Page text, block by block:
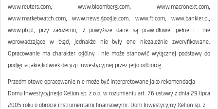
www.reuters.com, www.bloomberg.com, www.macronext.com,
www.marketwatch.com, www.news.google.com, www.ft.com, www.bankier.pl,
www.pb.pl, przy założeniu, iż powyższe dane są prawidłowe, pełne i nie
wprowadzające w błąd, jednakże nie były one niezależnie zweryfikowane.
Opracowanie ma charakter ogólny i nie może stanowić wyłącznej podstawy do
podjęcia jakiejkolwiek decyzji inwestycyjnej przez jego odbiorcę.
Przedmiotowe opracowanie nie może być interpretowane jako rekomendacja
Domu Inwestycyjnego Xelion sp. z o.o. w rozumieniu art. 76 ustawy z dnia 29 lipca
2005 roku o obrocie instrumentami finansowymi. Dom Inwestycyjny Xelion sp. z